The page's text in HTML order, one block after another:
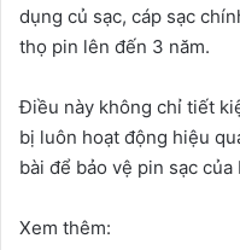
dụng củ sạc, cáp sạc
thọ pin lên đến 3 năm.
Điều này không chỉ tiết
bị luôn hoạt động hiệu
bài để bảo vệ pin sạc của
Xem thêm: